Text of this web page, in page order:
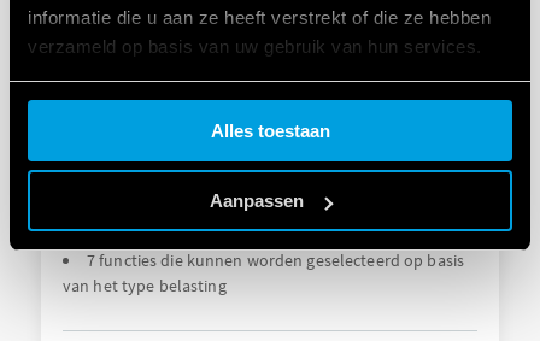
informatie die u aan ze heeft verstrekt of die ze hebben
verzameld op basis van uw gebruik van hun services.
Cookie policy.
Alles toestaan
Aanpassen
TYPE 15.71 - ELEKTRONISCHE DIMMER
BLUETOOTH YESLY
Maximaal dimbaar vermogen 200 W
7 functies die kunnen worden geselecteerd op basis
van het type belasting